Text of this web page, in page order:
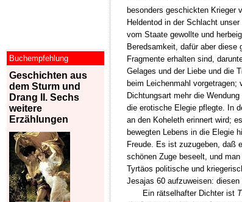
besonders geschickten Krieger
Heldentod in der Schlacht
vom Staate gewollte und
Beredsamkeit, dafür aber
Fragmente erhalten sind,
Gelages und der Liebe und die
beim Leichenmahl
Dichtungsart mehr die
die erotische Elegie pflegte. In
an den Koheleth erinnert wird;
bewegten Lebens in die Elegie
Freude. Es ist zuzugeben, daß
schönen Zuge beseelt, und
Tyrtäos politische und
Jesajas 60 aufzuweisen:
Ein rätselhafter Dichter ist
Buchempfehlung
Geschichten aus
dem Sturm und
Drang II. Sechs
weitere
Erzählungen